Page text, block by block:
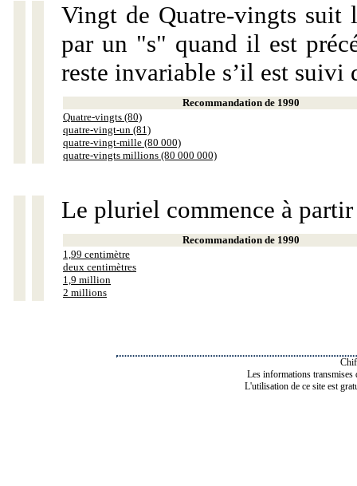
Vingt de Quatre-vingts suit
par un "s" quand il est
reste invariable s’il est suivi
Recommandation de 1990
Quatre-vingts (80)
quatre-vingt-un (81)
quatre-vingt-mille (80 000)
quatre-vingts millions (80 000 000)
Le pluriel commence à
Recommandation de 1990
1,99 centimètre
deux centimètres
1,9 million
2 millions
Les informations transmises
L'utilisation de ce site est